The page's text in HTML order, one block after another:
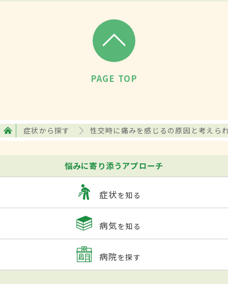
PAGE TOP
症状から探す 性交時に痛みを感じるの原因と考えら
悩みに寄り添うアプローチ
症状を知る
病気を知る
病院を探す